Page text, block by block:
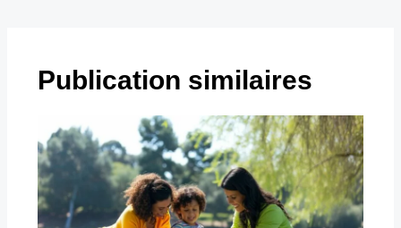
Publication similaires